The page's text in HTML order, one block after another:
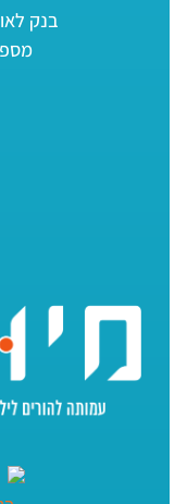
בנק
מספר